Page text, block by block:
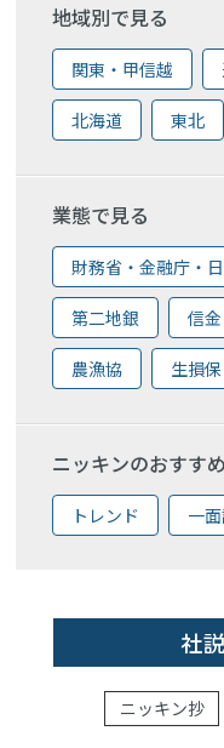
地域別で見る
関東・甲信越
北海道 東北
業態で見る
財務省・金融庁・
第二地銀 信金
農漁協 生損保
ニッキンのおすすめ
トレンド 一
社
ニッキン抄